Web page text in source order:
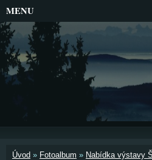
Úvod » Fotoalbum » Nabídka výstavy
MENU